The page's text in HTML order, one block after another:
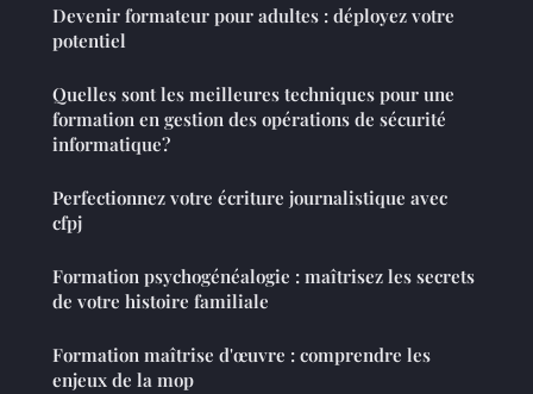
Devenir formateur pour adultes : déployez votre
potentiel
Quelles sont les meilleures techniques pour une
formation en gestion des opérations de sécurité
informatique?
Perfectionnez votre écriture journalistique avec
cfpj
Formation psychogénéalogie : maîtrisez les secrets
de votre histoire familiale
Formation maîtrise d'œuvre : comprendre les
enjeux de la mop